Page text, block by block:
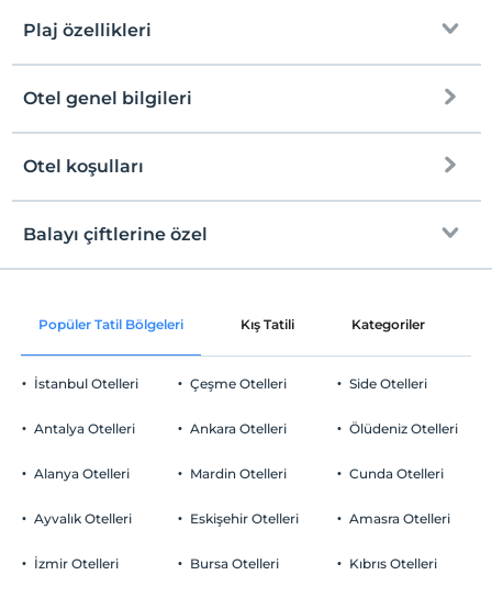
Plaj özellikleri
Plaja 300 metre mesafededir
Kum, çakıl karışık plaj
Kıyıda sığ deniz
Otel genel bilgileri
Ücretsiz Wi-fi
Otopark (Tesis disinda)
Otel koşulları
Check/in
En erken saat 14:00 ve sonrası
Check/out
Evcil Hayvan
Sigara
Çocuklar
Tesisin ücretsiz çocuk politkası yoktur
Balayı çiftlerine özel
Özel nevresim takımı
Popüler Tatil Bölgeleri Kış Tatili Kategoriler
İstanbul Otelleri
Antalya Otelleri
Alanya Otelleri
Ayvalık Otelleri
İzmir Otelleri
Çeşme Otelleri
Ankara Otelleri
Mardin Otelleri
Eskişehir Otelleri
Bursa Otelleri
Side Otelleri
Ölüdeniz Otelleri
Cunda Otelleri
Amasra Otelleri
Kıbrıs Otelleri